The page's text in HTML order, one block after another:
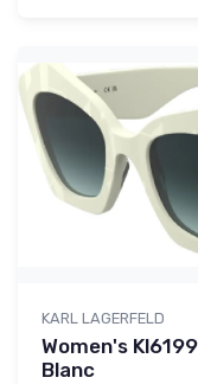
KARL LAGERFELD
Women's
Blanc